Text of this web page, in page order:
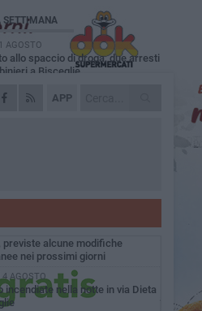
APP
SETTIMANA
AGOSTO
allo spaccio di droga, due arresti
a Bisceglie
LUGLIO
con la Pastasciutta
alla spiaggia Bi-Marmi: un
LUGLIO
previste alcune modifiche
nei prossimi giorni
4 AGOSTO
incendiate nella notte in via Dieta